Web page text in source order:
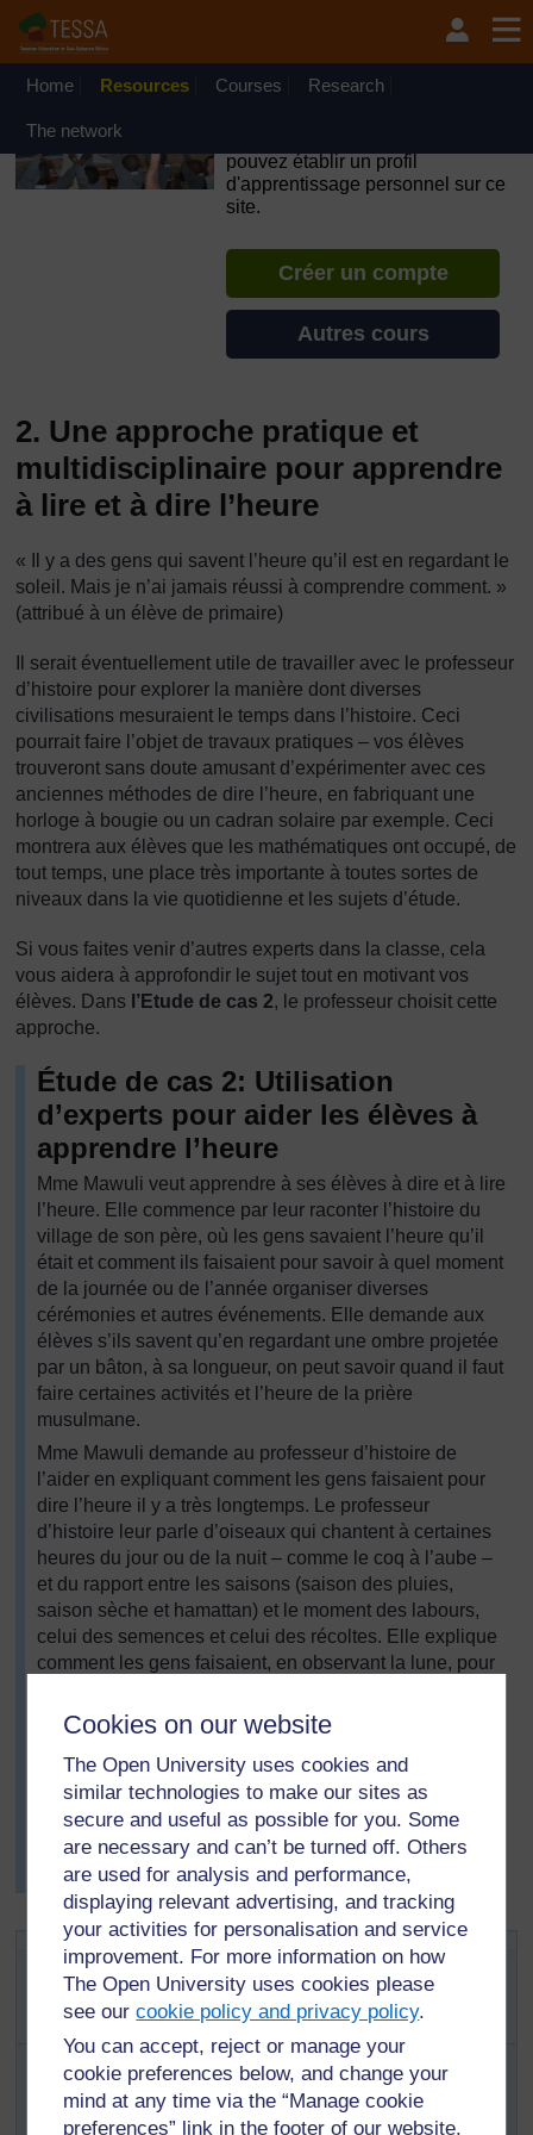
Cookies on our website
The Open University uses cookies and
similar technologies to make our sites as
secure and useful as possible for you. Some
are necessary and can’t be turned off. Others
are used for analysis and performance,
displaying relevant advertising, and tracking
your activities for personalisation and service
improvement. For more information on how
The Open University uses cookies please
see ourcookie policy and privacy policy.
You can accept, reject or manage your
cookie preferences below, and change your
mind at any time via the “Manage cookie
preferences” link in the footer of our website.
Passer au contenu principal
OpenLearn Create will be unavailable on Wednesday 12
August 2026 from 8am to 10.30am (GMT) due to routine
Home Resources Courses Research
The network
pouvez établir un profil
d'apprentissage personnel sur ce
site.
Créer un compte
Autres cours
2. Une approche pratique et
multidisciplinaire pour apprendre
à lire et à dire l’heure
« Il y a des gens qui savent l’heure qu’il est en regardant le
soleil. Mais je n’ai jamais réussi à comprendre comment. »
(attribué à un élève de primaire)
Il serait éventuellement utile de travailler avec le professeur
d’histoire pour explorer la manière dont diverses
civilisations mesuraient le temps dans l’histoire. Ceci
pourrait faire l’objet de travaux pratiques – vos élèves
trouveront sans doute amusant d’expérimenter avec ces
anciennes méthodes de dire l’heure, en fabriquant une
horloge à bougie ou un cadran solaire par exemple. Ceci
montrera aux élèves que les mathématiques ont occupé, de
tout temps, une place très importante à toutes sortes de
niveaux dans la vie quotidienne et les sujets d’étude.
Si vous faites venir d’autres experts dans la classe, cela
vous aidera à approfondir le sujet tout en motivant vos
élèves. Dans l’Etude de cas 2, le professeur choisit cette
approche.
Étude de cas 2: Utilisation
d’experts pour aider les élèves à
apprendre l’heure
Mme Mawuli veut apprendre à ses élèves à dire et à lire
l’heure. Elle commence par leur raconter l’histoire du
village de son père, où les gens savaient l’heure qu’il
était et comment ils faisaient pour savoir à quel moment
de la journée ou de l’année organiser diverses
cérémonies et autres événements. Elle demande aux
élèves s’ils savent qu’en regardant une ombre projetée
par un bâton, à sa longueur, on peut savoir quand il faut
faire certaines activités et l’heure de la prière
musulmane.
Mme Mawuli demande au professeur d’histoire de
l’aider en expliquant comment les gens faisaient pour
dire l’heure il y a très longtemps. Le professeur
d’histoire leur parle d’oiseaux qui chantent à certaines
heures du jour ou de la nuit – comme le coq à l’aube –
et du rapport entre les saisons (saison des pluies,
saison sèche et hamattan) et le moment des labours,
celui des semences et celui des récoltes. Elle explique
comment les gens faisaient, en observant la lune, pour
En travaillant avec le professeur d’histoire, Mme Mawuli
pas une matière isolée et elle a découvert elle-même
quelques exemples et de nouvelles idées sur le temps
qui passe et l’heure auxquelles elle n’avait jamais
pensé. (Voir lesRessources 1,2et3pour avoir des
exemples.)
Activité 2: Mesurer le temps qui
passe à l’aide d’un cadran solaire
ou d’une horloge à ombre
Avant le cours, rassemblez quelques bâtons et de la
craie. Vous pouvez également lirela Ressource 3
en savoir plus sur les cadrans solaires.